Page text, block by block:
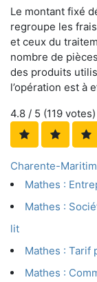
Le montant fixé
regroupe les
et ceux du
nombre de
des produits
l’opération est à
4.8 / 5 (119 votes)
Charente-
Mathes :
Mathes :
lit
Mathes : Tarif
Mathes :